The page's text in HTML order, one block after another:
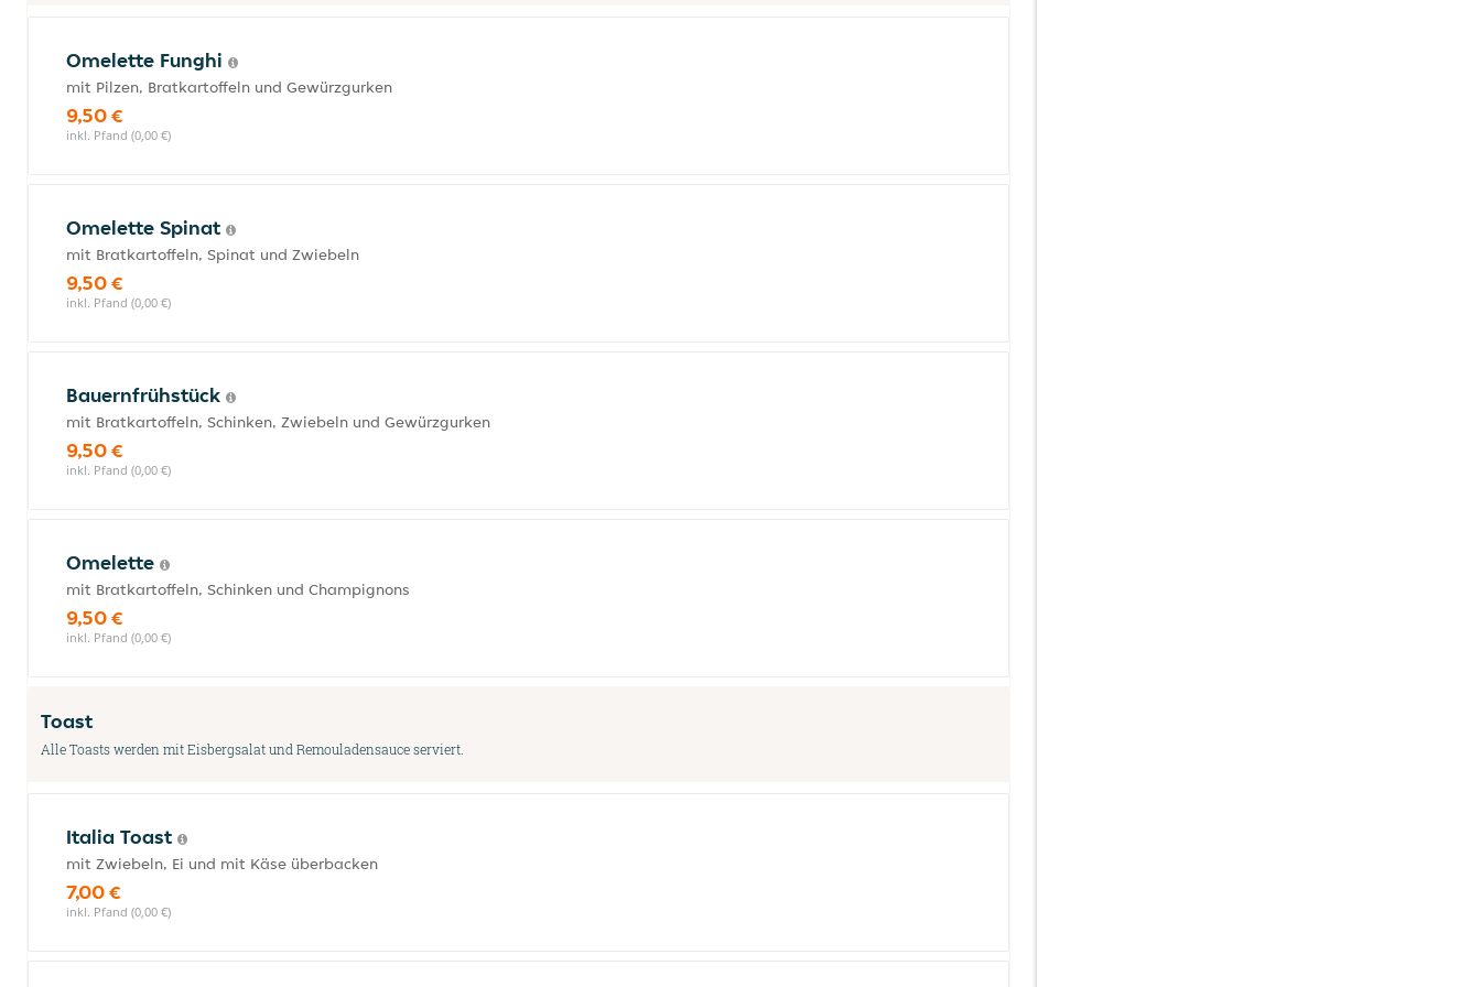
Omelette Funghi
mit Pilzen, Bratkartoffeln und Gewürzgurken
9,50 €
inkl. Pfand (0,00 €)
Omelette Spinat
mit Bratkartoffeln, Spinat und Zwiebeln
9,50 €
inkl. Pfand (0,00 €)
Bauernfrühstück
mit Bratkartoffeln, Schinken, Zwiebeln und Gewürzgurken
9,50 €
inkl. Pfand (0,00 €)
Omelette
mit Bratkartoffeln, Schinken und Champignons
9,50 €
inkl. Pfand (0,00 €)
Toast
Alle Toasts werden mit Eisbergsalat und Remouladensauce serviert.
Italia Toast
mit Zwiebeln, Ei und mit Käse überbacken
7,00 €
inkl. Pfand (0,00 €)